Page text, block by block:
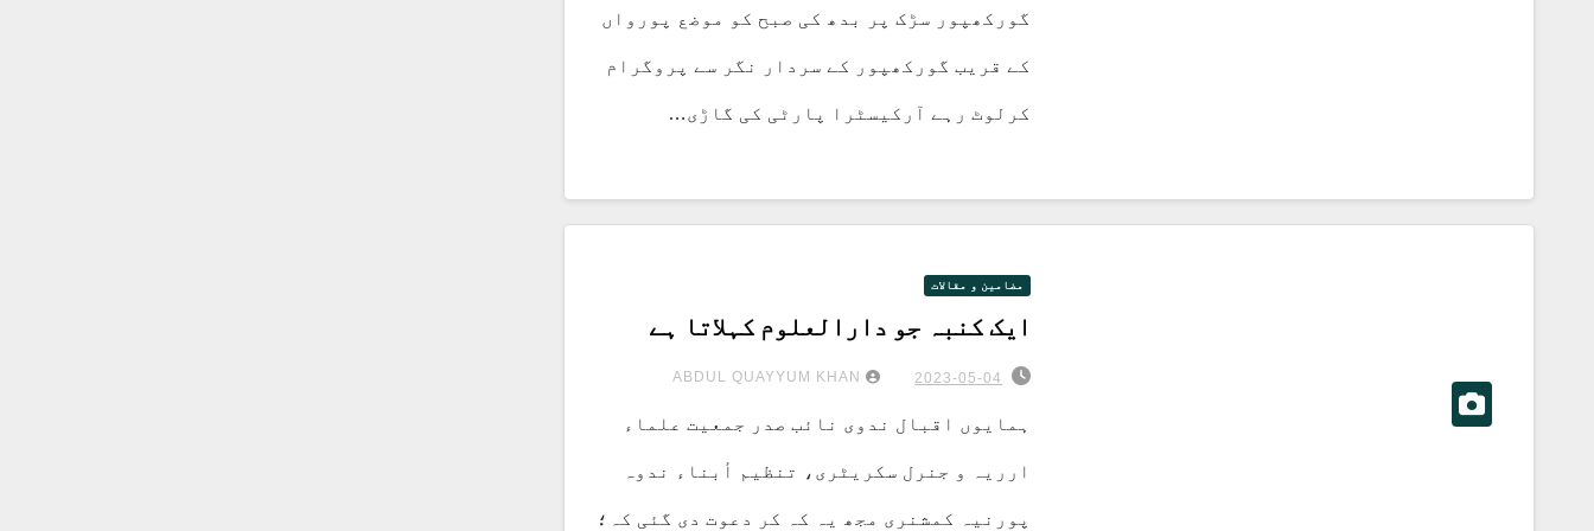
گورکھپور سڑک پر بدھ کی صبح کو موضع پورواں
کے قریب گورکھپور کے سردار نگر سے پروگرام
کرلوٹ رہے آرکیسٹرا پارٹی کی گاڑی…
مضامین و مقالات
ایک کنبہ جو دارالعلوم کہلاتا ہے
2023-05-04
ABDUL QUAYYUM KHAN
ہمایوں اقبال ندوی نائب صدر جمعیت علماء
ارریہ و جنرل سکریٹری، تنظیم أبناء ندوہ
پورنیہ کمشنری مجھ یہ کہ کر دعوت دی گئی کہ؛